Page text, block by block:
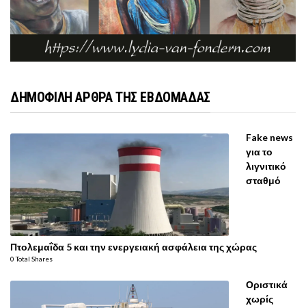
ΔΗΜΟΦΙΛΗ ΑΡΘΡΑ ΤΗΣ ΕΒΔΟΜΑΔΑΣ
Fake news
για το
λιγνιτικό
σταθμό
Πτολεμαΐδα 5 και την ενεργειακή ασφάλεια της χώρας
0 Total Shares
Οριστικά
χωρίς